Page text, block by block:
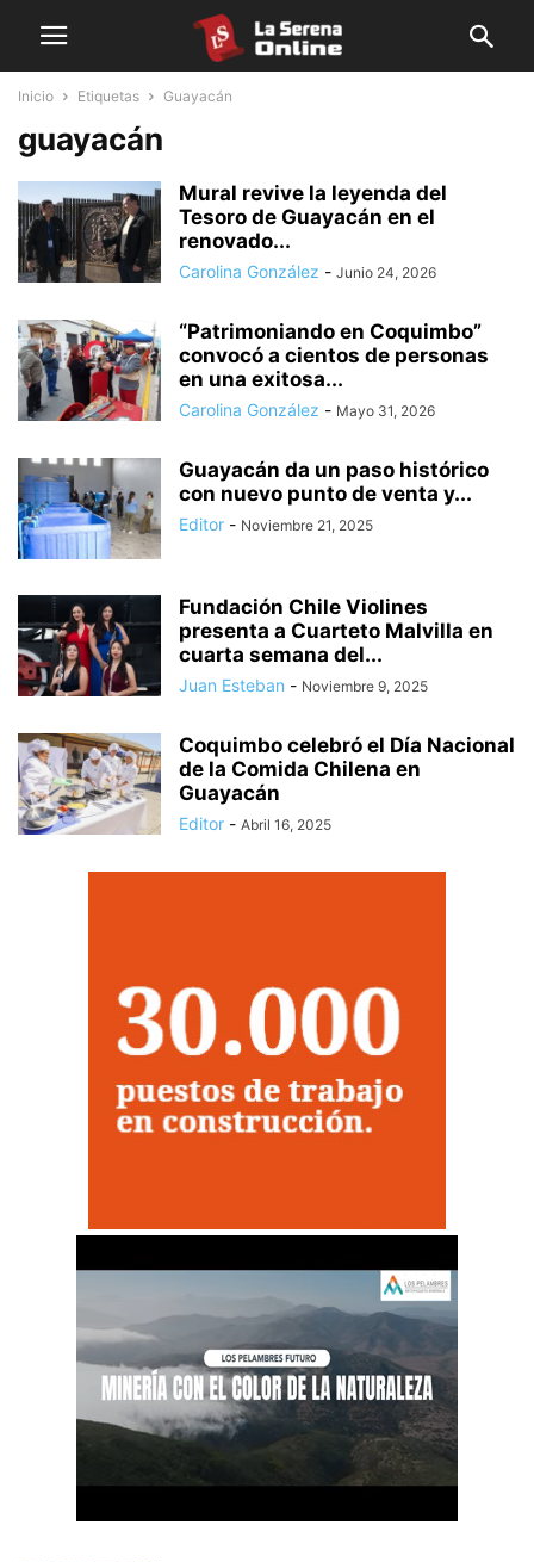
Inicio Etiquetas Guayacán
guayacán
Mural revive la leyenda del
Tesoro de Guayacán en el
renovado...
Carolina González - Junio 24, 2026
“Patrimoniando en Coquimbo”
convocó a cientos de personas
en una exitosa...
Carolina González - Mayo 31, 2026
Guayacán da un paso histórico
con nuevo punto de venta y...
Editor - Noviembre 21, 2025
Fundación Chile Violines
presenta a Cuarteto Malvilla en
cuarta semana del...
Juan Esteban - Noviembre 9, 2025
Coquimbo celebró el Día Nacional
de la Comida Chilena en
Guayacán
Editor - Abril 16, 2025